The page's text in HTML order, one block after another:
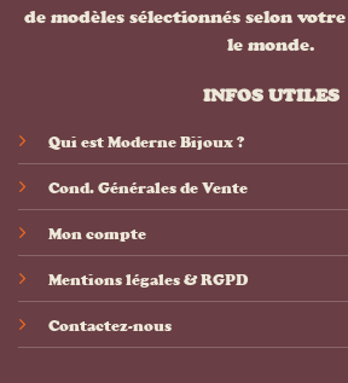
de modèles sélectionnés selon
le monde.
INFOS UTILES
Qui est Moderne Bijoux ?
Cond. Générales de Vente
Mon compte
Mentions légales & RGPD
Contactez-nous